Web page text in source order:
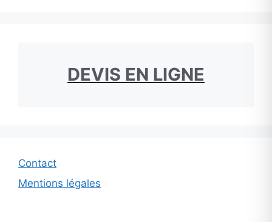
DEVIS EN LIGNE
Contact
Mentions légales